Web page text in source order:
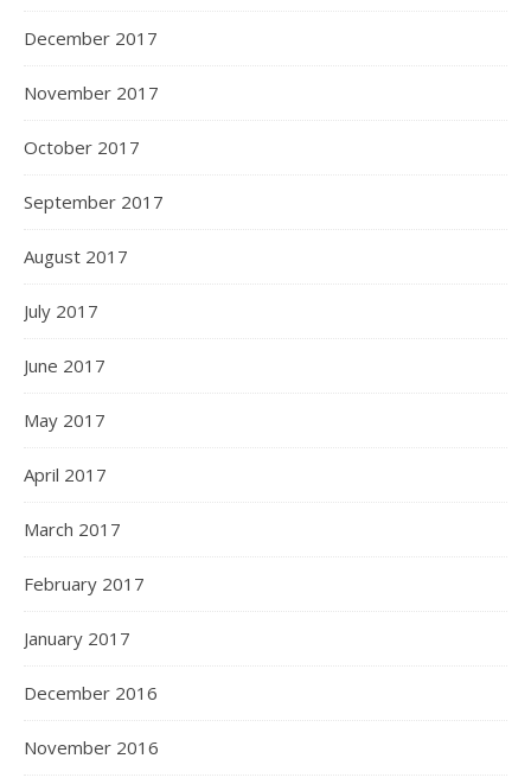
December 2017
November 2017
October 2017
September 2017
August 2017
July 2017
June 2017
May 2017
April 2017
March 2017
February 2017
January 2017
December 2016
November 2016